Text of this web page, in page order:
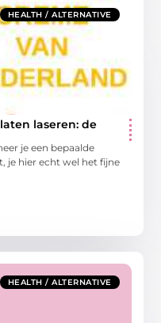
HEALTH / ALTERNATIVE
laseren: de
je een bepaalde
je hier echt wel het fijne
HEALTH / ALTERNATIVE